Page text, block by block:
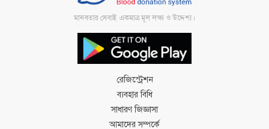
মানবতার সেবাই একমাত্র মূল লক্ষ্য ও উদ্দেশ্য।
রেজিস্ট্রেশন
ব্যবহার বিধি
সাধারণ জিজ্ঞাসা
আমাদের সম্পর্কে